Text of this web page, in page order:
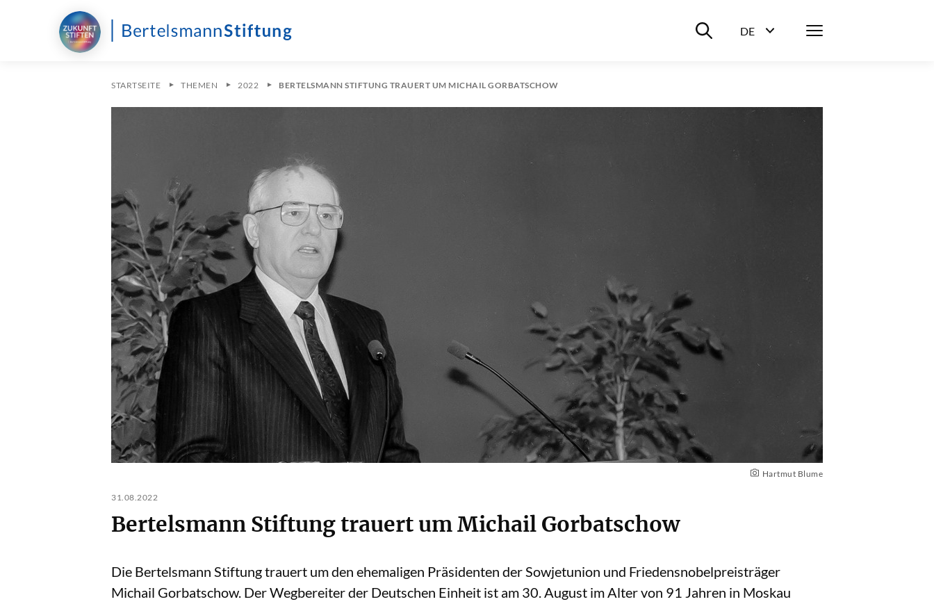
Suche ein-/ausblenden
DE
Menü
STARTSEITE THEMEN 2022 BERTELSMANN STIFTUNG TRAUERT UM MICHAIL GORBATSCHOW
Hartmut Blume
31.08.2022
Bertelsmann Stiftung trauert um Michail Gorbatschow
Die Bertelsmann Stiftung trauert um den ehemaligen Präsidenten der Sowjetunion und Friedensnobelpreisträger
Michail Gorbatschow. Der Wegbereiter der Deutschen Einheit ist am 30. August im Alter von 91 Jahren in Moskau